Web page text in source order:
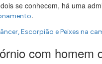
se conhecem, há uma
.
Escorpião e Peixes na
com homem